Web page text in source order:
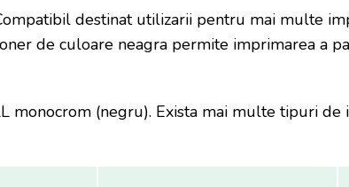
destinat utilizarii pentru mai multe
de culoare neagra permite imprimarea a
monocrom (negru). Exista mai multe tipuri